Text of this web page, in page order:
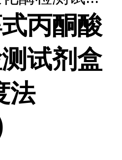
丙酮酸
试剂盒
法